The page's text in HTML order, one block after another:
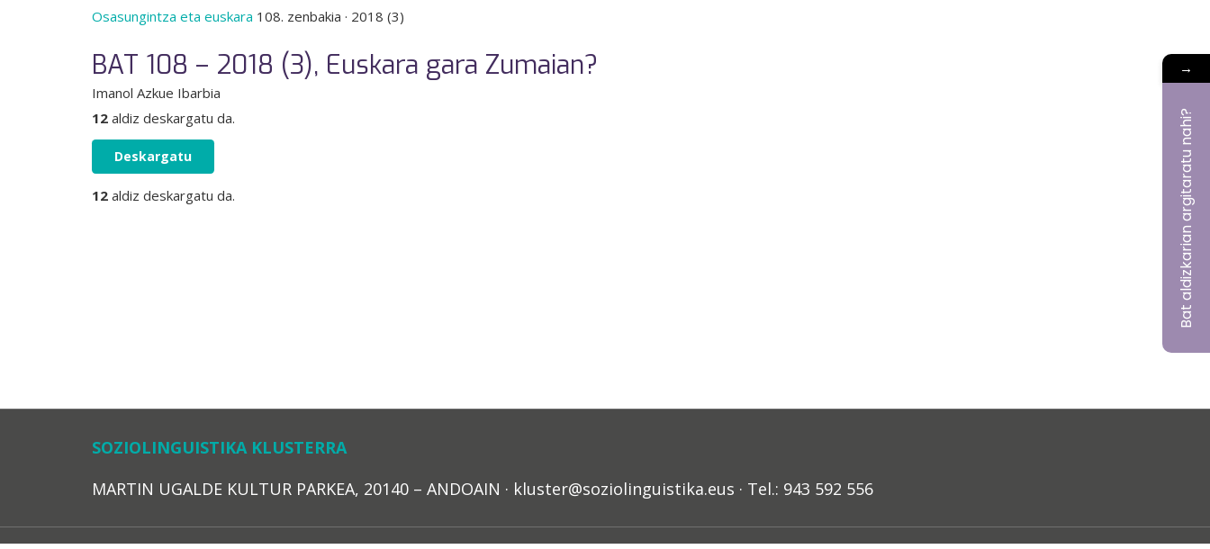
Osasungintza eta euskara 108. zenbakia · 2018 (3)
BAT 108 – 2018 (3), Euskara gara Zumaian?
Imanol Azkue Ibarbia
12 aldiz deskargatu da.
Deskargatu
12 aldiz deskargatu da.
SOZIOLINGUISTIKA KLUSTERRA
MARTIN UGALDE KULTUR PARKEA, 20140 – ANDOAIN · kluster@soziolinguistika.eus · Tel.: 943 592 556
→
Bat aldizkarian argitaratu nahi?